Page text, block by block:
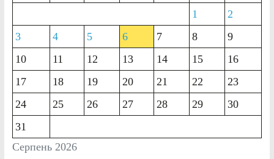
Серпень 2026
1
2
3
4 5 6 7 8
9
10
11 12 13 14 15
16
17
18 19 20 21 22
23
24
25 26 27 28 29
30
31